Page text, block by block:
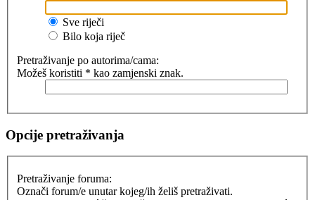
Sve riječi
Bilo koja riječ
Pretraživanje po autorima/cama:
Možeš koristiti * kao zamjenski znak.
Opcije pretraživanja
Pretraživanje foruma:
Označi forum/e unutar kojeg/ih želiš pretraživati.